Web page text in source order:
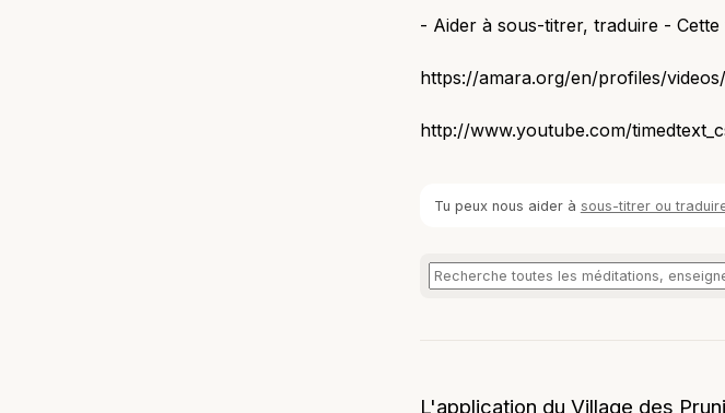
- Aider à sous-titrer, traduire -
https://amara.org/en/profiles/
http://www.youtube.com/
Tu peux nous aider à sous-titrer ou
L'application du Village des